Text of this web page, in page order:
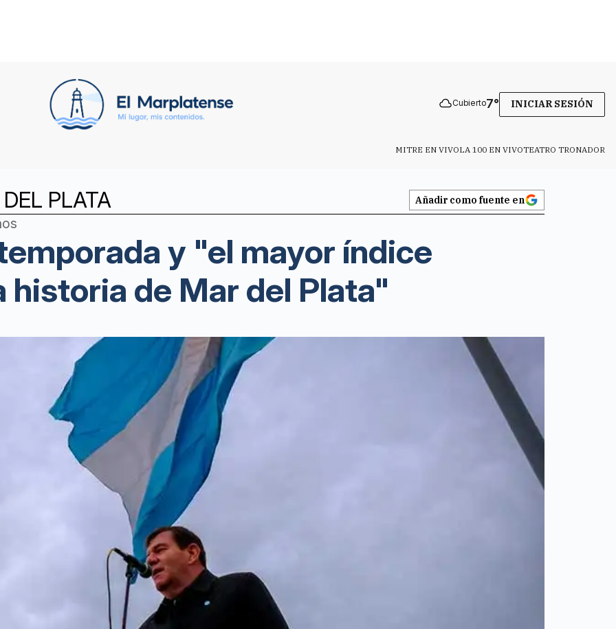
Cubierto7° INICIAR SESIÓN
MITRE EN VIVOLA 100 EN VIVOTEATRO TRONADOR
PLATA Añadir como fuente en
y "el mayor índice
historia de Mar del Plata"